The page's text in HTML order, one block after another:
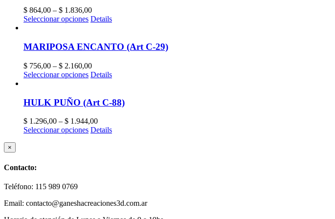
$ 864,00 – $ 1.836,00
Seleccionar opciones Details
MARIPOSA ENCANTO (Art C-29)
$ 756,00 – $ 2.160,00
Seleccionar opciones Details
HULK PUÑO (Art C-88)
$ 1.296,00 – $ 1.944,00
Seleccionar opciones Details
Close
product
view
×
Contacto:
Teléfono: 115 989 0769
Email: contacto@ganeshacreaciones3d.com.ar